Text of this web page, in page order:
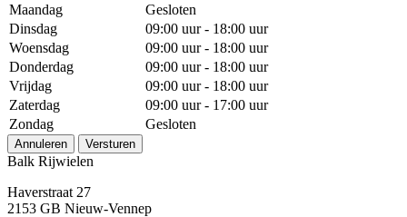
Maandag
Gesloten
Dinsdag
09:00 uur - 18:00 uur
Woensdag
09:00 uur - 18:00 uur
Donderdag
09:00 uur - 18:00 uur
Vrijdag
09:00 uur - 18:00 uur
Zaterdag
09:00 uur - 17:00 uur
Zondag
Gesloten
Annuleren Versturen
Balk Rijwielen
Haverstraat 27
2153 GB Nieuw-Vennep